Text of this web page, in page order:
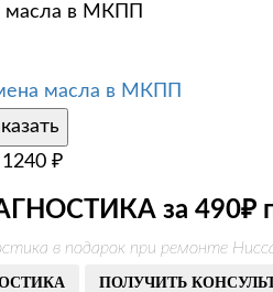
масла в МКПП
масла в МКПП
1240 ₽
за 490₽
в подарок при ремонте
ПОЛУЧИТЬ